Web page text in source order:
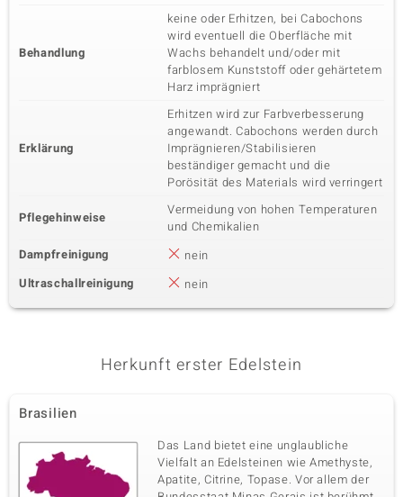
Behandlung
keine oder Erhitzen, bei Cabochons
wird eventuell die Oberfläche mit
Wachs behandelt und/oder mit
farblosem Kunststoff oder gehärtetem
Harz imprägniert
Erklärung
Erhitzen wird zur Farbverbesserung
angewandt. Cabochons werden durch
Imprägnieren/Stabilisieren
beständiger gemacht und die
Porösität des Materials wird verringert
Pflegehinweise
Vermeidung von hohen Temperaturen
und Chemikalien
Dampfreinigung
nein
Ultraschallreinigung
nein
Herkunft erster Edelstein
Brasilien
Das Land bietet eine unglaubliche
Vielfalt an Edelsteinen wie Amethyste,
Apatite, Citrine, Topase. Vor allem der